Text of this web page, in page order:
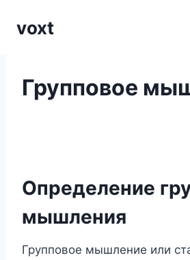
voxt
Групповое
Определение
мышления
Групповое мышление или